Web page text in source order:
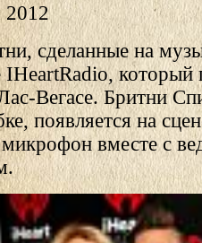
2012
сделанные на
IHeartRadio, который
Вегасе. Бритни
появляется на
микрофон вместе с